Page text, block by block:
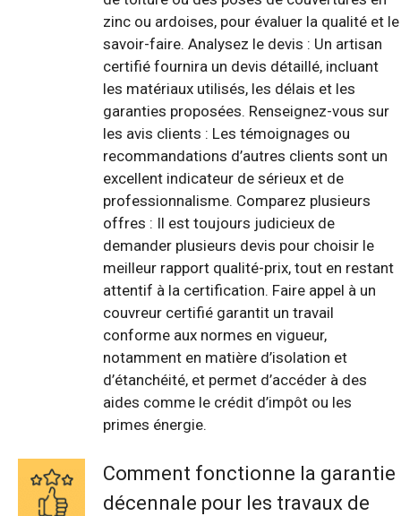
zinc ou ardoises, pour évaluer la qualité et le
savoir-faire. Analysez le devis : Un artisan
certifié fournira un devis détaillé, incluant
les matériaux utilisés, les délais et les
garanties proposées. Renseignez-vous sur
les avis clients : Les témoignages ou
recommandations d’autres clients sont un
excellent indicateur de sérieux et de
professionnalisme. Comparez plusieurs
offres : Il est toujours judicieux de
demander plusieurs devis pour choisir le
meilleur rapport qualité-prix, tout en restant
attentif à la certification. Faire appel à un
couvreur certifié garantit un travail
conforme aux normes en vigueur,
notamment en matière d’isolation et
d’étanchéité, et permet d’accéder à des
aides comme le crédit d’impôt ou les
primes énergie.
Comment fonctionne la garantie
décennale pour les travaux de